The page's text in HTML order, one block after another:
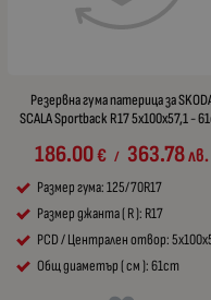
Резервна гума патерица за
SCALA Sportback R17 5x100x57,1 -
186.00€ / 363.78лв.
Размер гума: 125/70R17
Размер джанта ( R ): R17
PCD / Централен отвор:
Общ диаметър ( см ): 61cm